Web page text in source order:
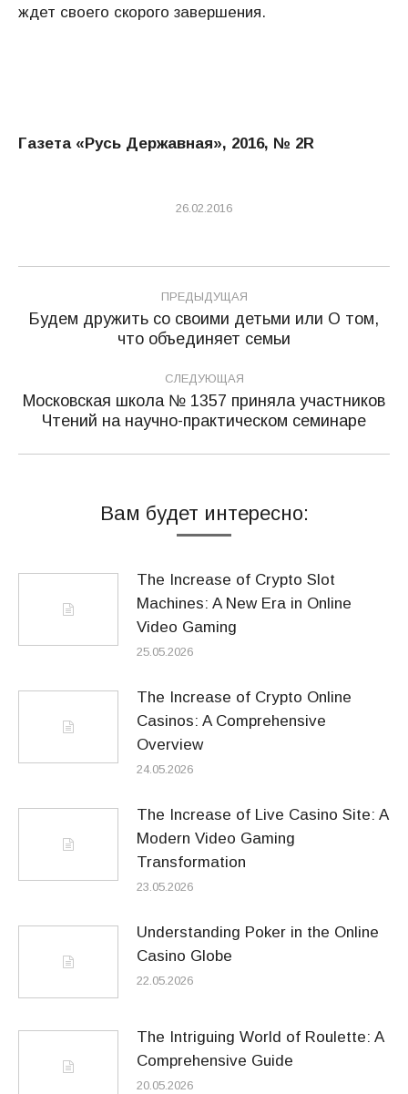
ждет своего скорого завершения.
Газета «Русь Державная», 2016, № 2R
26.02.2016
Навигация
по
ПРЕДЫДУЩАЯ
Предыдущая
Будем дружить со своими детьми или О том,
что объединяет семьи
СЛЕДУЮЩАЯ
Следующая
Московская школа № 1357 приняла участников
Чтений на научно-практическом семинаре
Вам будет интересно:
The Increase of Crypto Slot
Machines: A New Era in Online
Video Gaming
25.05.2026
The Increase of Crypto Online
Casinos: A Comprehensive
Overview
24.05.2026
The Increase of Live Casino Site: A
Modern Video Gaming
Transformation
23.05.2026
Understanding Poker in the Online
Casino Globe
22.05.2026
The Intriguing World of Roulette: A
Comprehensive Guide
20.05.2026